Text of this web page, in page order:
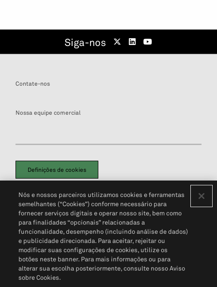
Siga-nos
Contate-nos
Nossa equipe comercial
Definições de cookies
Política de PrivacidadePortal de privacidade do cliente (em inglês)
Não Venda Minhas Informações Pessoais© 2026 S&P Global
Nós e nossos parceiros utilizamos cookies e ferramentas
semelhantes (“Cookies”) conforme necessário para
fornecer serviços digitais e operar nosso site, bem como
para finalidades “opcionais” relacionadas a
funcionalidade, desempenho (incluindo análise de dados)
e publicidade direcionada. Para aceitar, rejeitar ou
modificar suas configurações de cookies, utilize os
botões neste banner. Para mais informações ou para
alterar sua escolha posteriormente, consulte nosso Aviso
sobre Cookies.